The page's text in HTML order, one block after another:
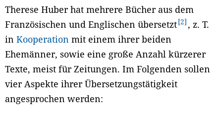
Therese Huber hat mehrere Bücher aus dem
Französischen und Englischen übersetzt 2 , z. T.
in Kooperation mit einem ihrer beiden
Ehemänner, sowie eine große Anzahl kürzerer
Texte, meist für Zeitungen. Im Folgenden sollen
vier Aspekte ihrer Übersetzungstätigkeit
angesprochen werden: